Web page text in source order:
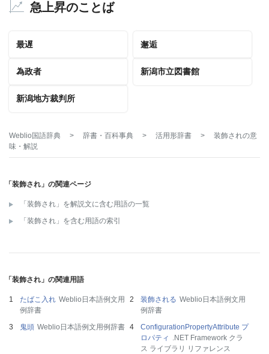
急上昇のことば
最遅 邂逅
為政者 新潟市立図書館
新潟地方裁判所
Weblio国語辞典 > 辞書・百科事典 > 活用形辞書 > 装飾されの意
味・解説
「装飾され」の関連ページ
「装飾され」を解説文に含む用語の一覧
「装飾され」を含む用語の索引
「装飾され」の関連用語
たばこ入れ Weblio日本語例文用
例辞書
装飾される Weblio日本語例文用
例辞書
鬼頭 Weblio日本語例文用例辞書
ConfigurationPropertyAttribute プ
ロパティ .NET Framework クラ
ス ライブラリ リファレンス